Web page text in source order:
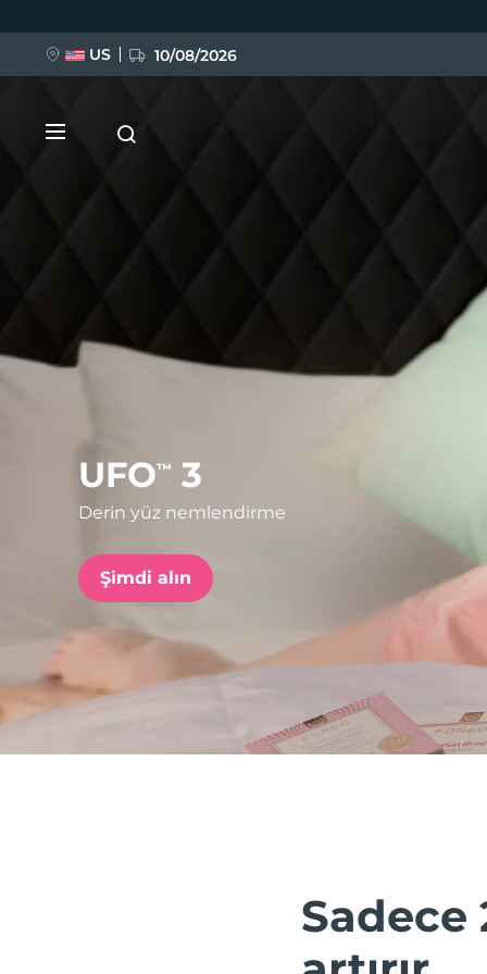
UFO™ 3
Derin yüz nemlendirme
Şimdi alın
Sadece
US 10/08/2026
BREAKING NEWS
issa™ Teeth Whitening Set
FAQ™ Dual LED Panel
POPÜLER